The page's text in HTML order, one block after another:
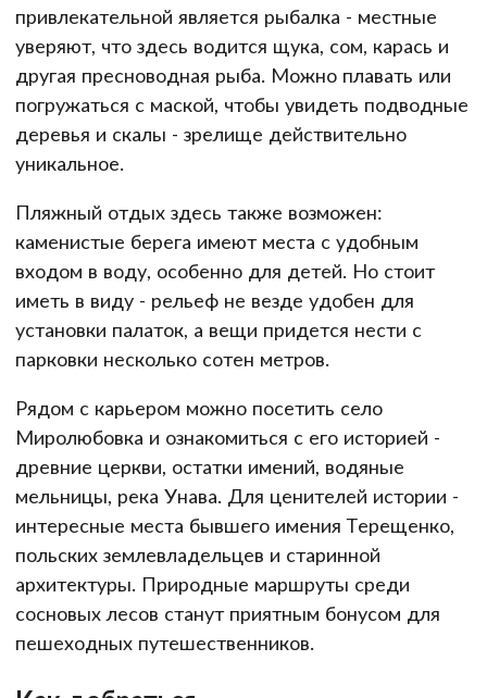
привлекательной является рыбалка - местные
уверяют, что здесь водится щука, сом, карась и
другая пресноводная рыба. Можно плавать или
погружаться с маской, чтобы увидеть подводные
деревья и скалы - зрелище действительно
уникальное.
Пляжный отдых здесь также возможен:
каменистые берега имеют места с удобным
входом в воду, особенно для детей. Но стоит
иметь в виду - рельеф не везде удобен для
установки палаток, а вещи придется нести с
парковки несколько сотен метров.
Рядом с карьером можно посетить село
Миролюбовка и ознакомиться с его историей -
древние церкви, остатки имений, водяные
мельницы, река Унава. Для ценителей истории -
интересные места бывшего имения Терещенко,
польских землевладельцев и старинной
архитектуры. Природные маршруты среди
сосновых лесов станут приятным бонусом для
пешеходных путешественников.